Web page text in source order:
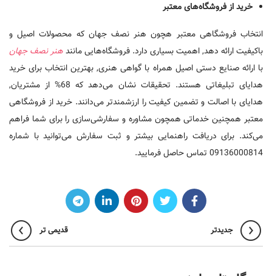
خرید از فروشگاه‌های معتبر
انتخاب فروشگاهی معتبر هچون هنر نصف جهان که محصولات اصیل و
باکیفیت ارائه دهد, اهمیت بسیاری دارد. فروشگاه‌هایی مانندهنر نصف جهان
با ارائه صنایع دستی اصیل همراه با گواهی هنری, بهترین انتخاب برای خرید
هدایای تبلیغاتی هستند. تحقیقات نشان می‌دهد که 68% از مشتریان,
هدایای با اصالت و تضمین کیفیت را ارزشمندتر می‌دانند. خرید از فروشگاهی
معتبر همچنین خدماتی همچون مشاوره و سفارشی‌سازی را برای شما فراهم
می‌کند. برای دریافت راهنمایی بیشتر و ثبت سفارش می‌توانید با شماره
09136000814 تماس حاصل فرمایید.
جدیدتر قدیمی تر